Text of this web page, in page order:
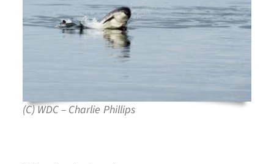
(C) WDC – Charlie Phillips